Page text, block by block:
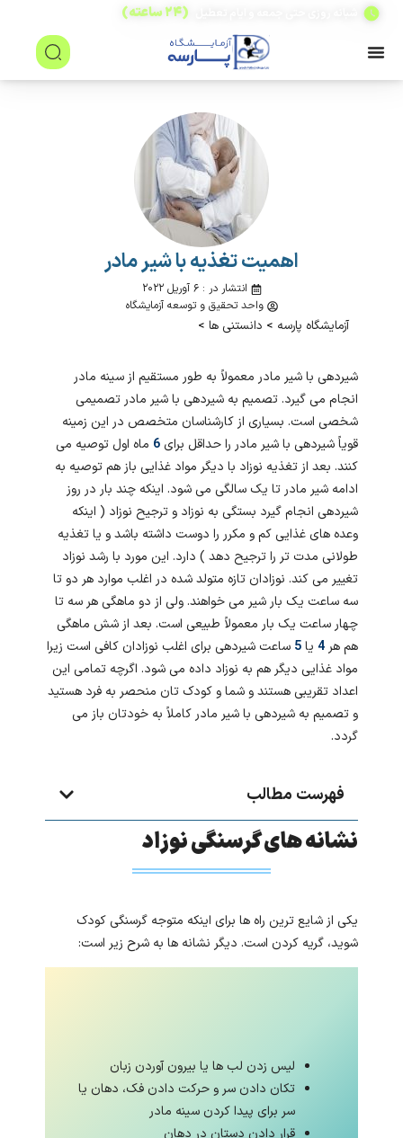
(۲۴ ساعته)
اهمیت تغذیه با شیر مادر
انتشار در : ۶ آوریل ۲۰۲۲
واحد تحقیق و توسعه آزمایشگاه
آزمایشگاه پارسه > دانستنی ها >
شیردهی با شیر مادر معمولاً به طور مستقیم از سینه مادر
انجام می گیرد. تصمیم به شیردهی با شیر مادر تصمیمی
شخصی است. بسیاری از کارشناسان متخصص در این زمینه
قویاً شیردهی با شیر مادر را حداقل برای 6 ماه اول توصیه می
کنند. بعد از تغذیه نوزاد با دیگر مواد غذایی باز هم توصیه به
ادامه شیر مادر تا یک سالگی می شود. اینکه چند بار در روز
شیردهی انجام گیرد بستگی به نوزاد و ترجیح نوزاد ( اینکه
وعده های غذایی کم و مکرر را دوست داشته باشد و یا تغذیه
طولانی مدت تر را ترجیح دهد ) دارد. این مورد با رشد نوزاد
تغییر می کند. نوزادان تازه متولد شده در اغلب موارد هر دو تا
سه ساعت یک بار شیر می خواهند. ولی از دو ماهگی هر سه تا
چهار ساعت یک بار معمولاً طبیعی است. بعد از شش ماهگی
هم هر4 یا5 ساعت شیردهی برای اغلب نوزادان کافی است زیرا
مواد غذایی دیگر هم به نوزاد داده می شود. اگرچه تمامی این
اعداد تقریبی هستند و شما و کودک تان منحصر به فرد هستید
و تصمیم به شیردهی با شیر مادر کاملاً به خودتان باز می
گردد.
فهرست مطالب
نشانه های گرسنگی نوزاد
یکی از شایع ترین راه ها برای اینکه متوجه گرسنگی کودک
شوید، گریه کردن است. دیگر نشانه ها به شرح زیر است:
لیس زدن لب ها یا بیرون آوردن زبان
تکان دادن سر و حرکت دادن فک، دهان یا
سر برای پیدا کردن سینه مادر
قرار دادن دستان در دهان